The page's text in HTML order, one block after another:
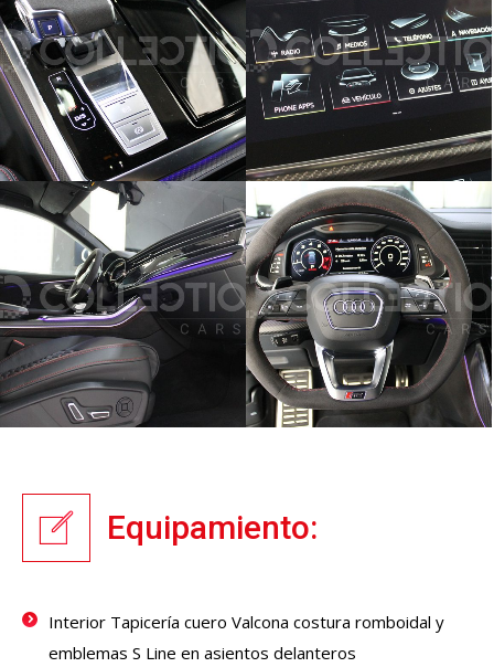
Equipamiento:
Interior Tapicería cuero Valcona costura romboidal y
emblemas S Line en asientos delanteros